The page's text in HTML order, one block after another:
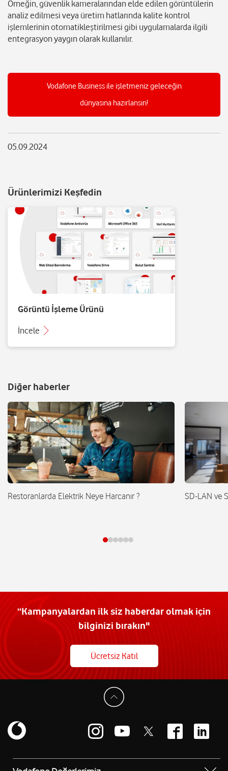
Örneğin, güvenlik kameralarından elde edilen görüntülerin
analiz edilmesi veya üretim hatlarında kalite kontrol
işlemlerinin otomatikleştirilmesi gibi uygulamalarda ilgili
entegrasyon yaygın olarak kullanılır.
Vodafone Business ile işletmeniz geleceğin
dünyasına hazırlansın!
05.09.2024
Ürünlerimizi Keşfedin
Görüntü İşleme Ürünü
İncele
Diğer haberler
Restoranlarda Elektrik Neye Harcanır ? SD-LAN ve
“Kampanyalardan ilk siz haberdar olmak için
bilginizi bırakın"
Ücretsiz Katıl